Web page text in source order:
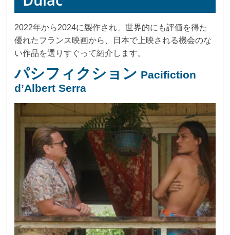
2022年から2024に製作され、世界的にも評価を得た
優れたフランス映画から、日本で上映される機会のな
い作品を選りすぐって紹介します。
パシフィクション Pacifiction
d’Albert Serra